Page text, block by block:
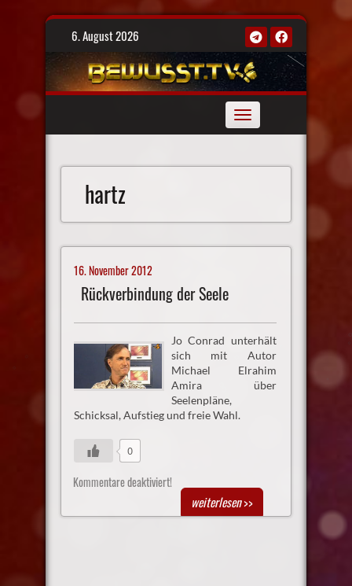
Skip
6. August 2026
Toggle
navigation
hartz
16. November 2012
Rückverbindung der Seele
Jo Conrad unterhält
sich mit Autor
Michael Elrahim
Amira über
Seelenpläne,
Schicksal, Aufstieg und freie Wahl.
0
Kommentare deaktiviert!
weiterlesen>>